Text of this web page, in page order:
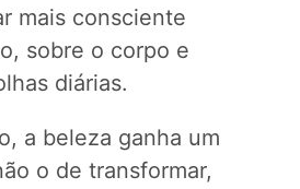
mais consciente
sobre o corpo e
diárias.
a beleza ganha um
o de transformar,